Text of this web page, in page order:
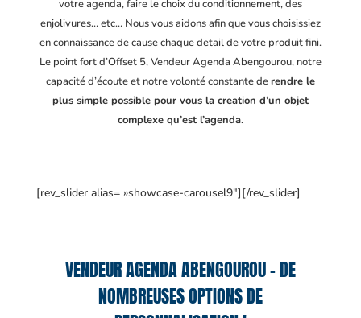
votre agenda, faire le choix du conditionnement, des
enjolivures… etc… Nous vous aidons afin que vous choisissiez
en connaissance de cause chaque detail de votre produit fini.
Le point fort d’Offset 5, Vendeur Agenda Abengourou, notre
capacité d’écoute et notre volonté constante derendre le
plus simple possible pour vous la creation d’un objet
complexe qu’est l’agenda.
[rev_slider alias= »showcase-carousel9″][/rev_slider]
VENDEUR AGENDA ABENGOUROU – DE
NOMBREUSES OPTIONS DE